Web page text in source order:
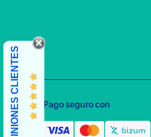
OPINIONES CLIENTES Pago seguro con